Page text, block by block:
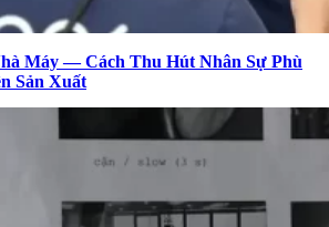
Máy — Cách Thu Hút Nhân Sự Phù
Sản Xuất